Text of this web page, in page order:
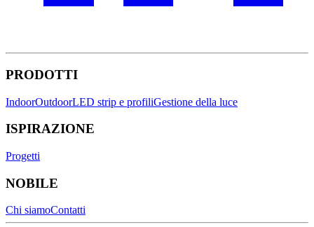
PRODOTTI
IndoorOutdoorLED strip e profiliGestione della luce
ISPIRAZIONE
Progetti
NOBILE
Chi siamoContatti